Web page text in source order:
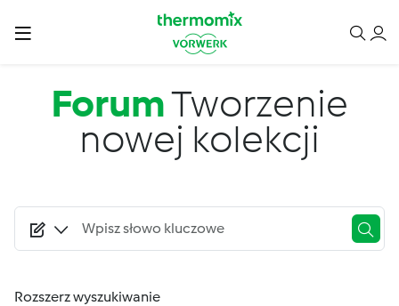
ForumTworzenie
nowej kolekcji
Rozszerz wyszukiwanie